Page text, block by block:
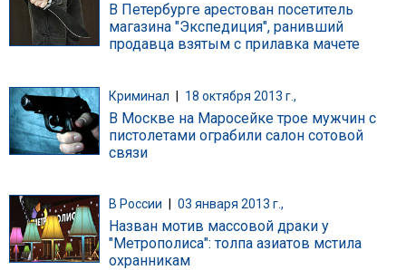
В Петербурге арестован посетитель
магазина "Экспедиция", ранивший
продавца взятым с прилавка мачете
Криминал | 18 октября 2013 г.,
В Москве на Маросейке трое мужчин с
пистолетами ограбили салон сотовой
связи
В России 03 января 2013 г.,
Назван мотив массовой драки у
"Метрополиса": толпа азиатов мстила
охранникам